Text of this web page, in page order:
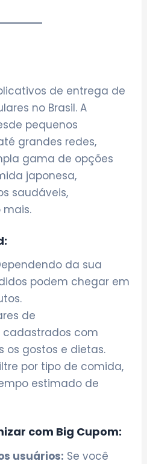
de entrega de
no Brasil. A
pequenos
grandes redes,
gama de opções
japonesa,
saudáveis,
mais.
da sua
podem chegar em
de
com
os gostos e dietas.
por tipo de comida,
estimado de
com Big Cupom:
usuários: Se você